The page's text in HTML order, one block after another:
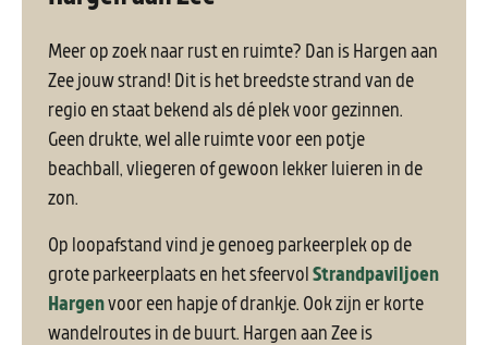
Meer op zoek naar rust en ruimte? Dan is Hargen aan
Zee jouw strand! Dit is het breedste strand van de
regio en staat bekend als dé plek voor gezinnen.
Geen drukte, wel alle ruimte voor een potje
beachball, vliegeren of gewoon lekker luieren in de
zon.
Op loopafstand vind je genoeg parkeerplek op de
grote parkeerplaats en het sfeervolStrandpaviljoen
Hargenvoor een hapje of drankje. Ook zijn er korte
wandelroutes in de buurt. Hargen aan Zee is